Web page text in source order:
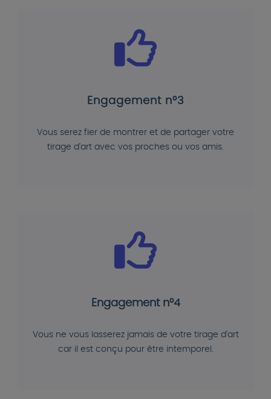
Engagement n°3
Vous serez fier de montrer et de partager votre
tirage d'art avec vos proches ou vos amis.
Engagement n°4
Vous ne vous lasserez jamais de votre tirage d'art
car il est conçu pour être intemporel.